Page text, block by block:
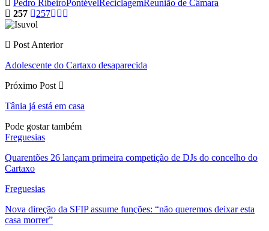
Pedro RibeiroPontévelReciclagemReunião de Câmara
257
257
Post Anterior
Adolescente do Cartaxo desaparecida
Próximo Post
Tânia já está em casa
Pode gostar também
Freguesias
Quarentões 26 lançam primeira competição de DJs do concelho do
Cartaxo
Freguesias
Nova direção da SFIP assume funções: “não queremos deixar esta
casa morrer”